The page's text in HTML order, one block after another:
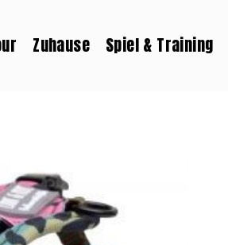
Zuhause Spiel & Training